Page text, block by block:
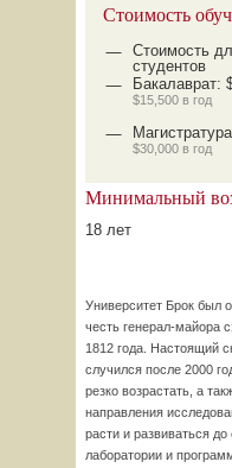
Стоимость
Стоимость
студентов
Бакалаврат:
$15,500 в год
$30,000 в год
Минимальный
18 лет
Университет Брок был
честь генерал-майора
1812 года. Настоящий
случился после 2000
резко возрастать, а
направления
расти и развиваться
лаборатории и